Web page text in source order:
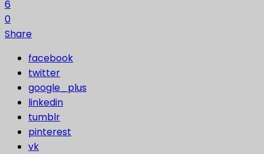
6
0
Share
facebook
twitter
google_plus
linkedin
tumblr
pinterest
vk